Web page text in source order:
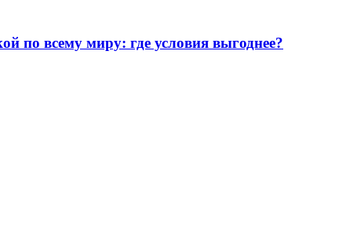
по всему миру: где условия выгоднее?